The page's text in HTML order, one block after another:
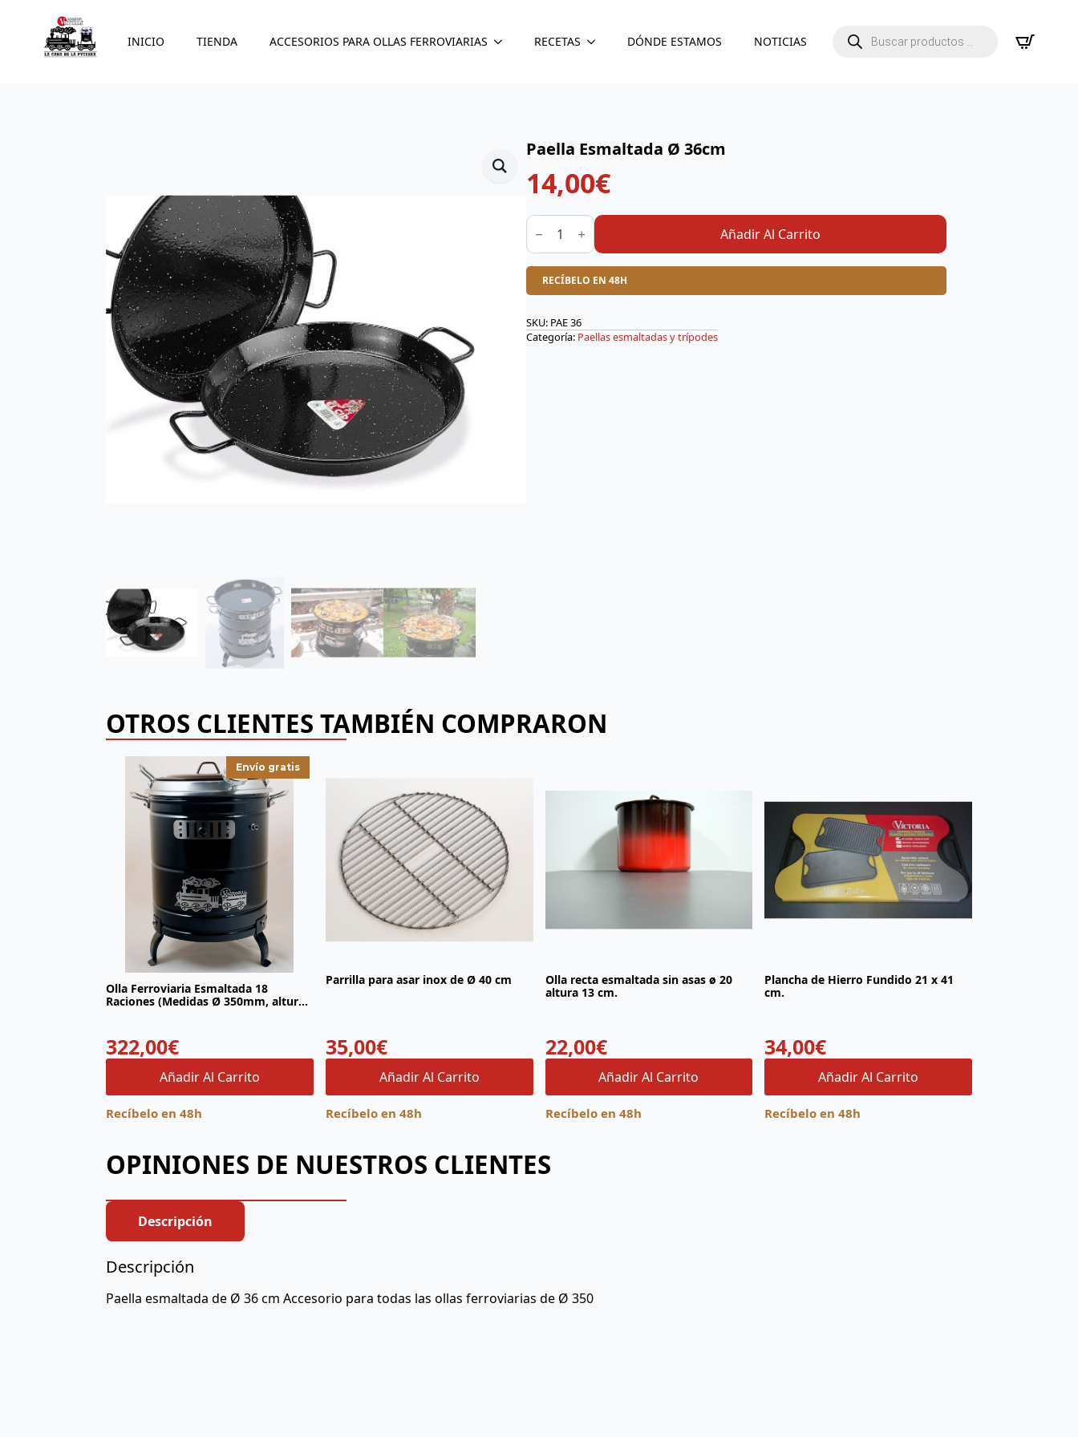
INICIO TIENDA ACCESORIOS PARA OLLAS FERROVIARIAS RECETAS DÓNDE ESTAMOS NOTICIAS
Paella Esmaltada Ø 36cm
14,00€
Paella
Esmaltada
Ø
36cm
cantidad
Añadir Al Carrito
RECÍBELO EN 48H
SKU: PAE 36
Categoría: Paellas esmaltadas y trípodes
OTROS CLIENTES TAMBIÉN COMPRARON
Envío gratis
Olla Ferroviaria Esmaltada 18
Raciones (Medidas Ø 350mm, altura
322,00€
Añadir Al Carrito
Recíbelo en 48h
Parrilla para asar inox de Ø 40 cm
35,00€
Añadir Al Carrito
Recíbelo en 48h
Olla recta esmaltada sin asas ø 20
altura 13 cm.
22,00€
Añadir Al Carrito
Recíbelo en 48h
Plancha de Hierro Fundido 21 x 41
cm.
34,00€
Añadir Al Carrito
Recíbelo en 48h
OPINIONES DE NUESTROS CLIENTES
Descripción
Descripción
Paella esmaltada de Ø 36 cm Accesorio para todas las ollas ferroviarias de Ø 350